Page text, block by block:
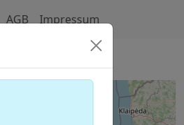
AGB Impressum